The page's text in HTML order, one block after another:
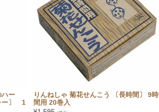
ー
ー〕 1
りんねしゃ 菊花せんこう 〔長時間〕 9時
間用 20巻入